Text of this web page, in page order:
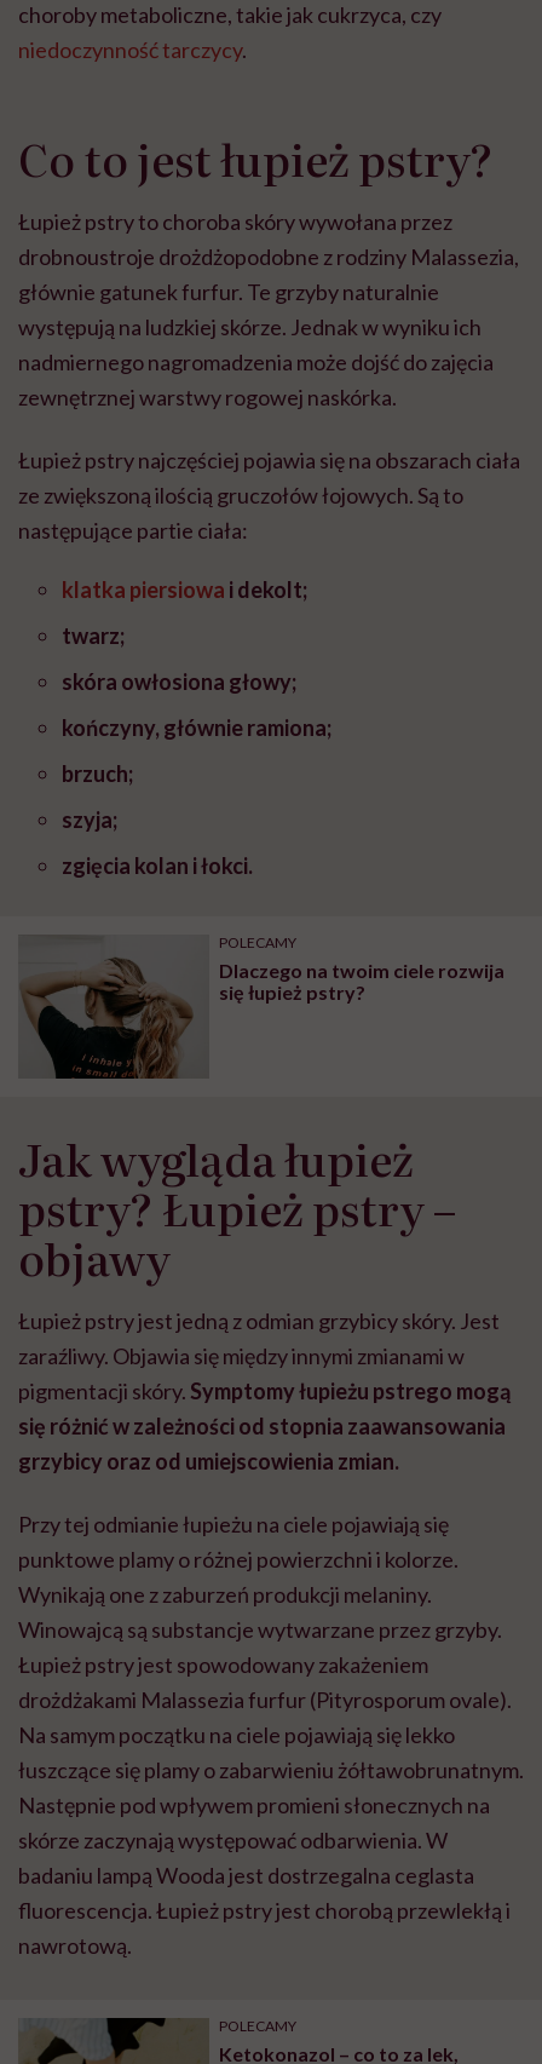
choroby metaboliczne, takie jak cukrzyca, czy
niedoczynność tarczycy.
Co to jest łupież pstry?
Łupież pstry to choroba skóry wywołana przez
drobnoustroje drożdżopodobne z rodziny Malassezia,
głównie gatunek furfur. Te grzyby naturalnie
występują na ludzkiej skórze. Jednak w wyniku ich
nadmiernego nagromadzenia może dojść do zajęcia
zewnętrznej warstwy rogowej naskórka.
Łupież pstry najczęściej pojawia się na obszarach ciała
ze zwiększoną ilością gruczołów łojowych. Są to
następujące partie ciała:
klatka piersiowa i dekolt;
twarz;
skóra owłosiona głowy;
kończyny, głównie ramiona;
brzuch;
szyja;
zgięcia kolan i łokci.
POLECAMY
Dlaczego na twoim ciele rozwija
się łupież pstry?
Jak wygląda łupież
pstry? Łupież pstry –
objawy
Łupież pstry jest jedną z odmian grzybicy skóry. Jest
zaraźliwy. Objawia się między innymi zmianami w
pigmentacji skóry. Symptomy łupieżu pstrego mogą
się różnić w zależności od stopnia zaawansowania
grzybicy oraz od umiejscowienia zmian.
Przy tej odmianie łupieżu na ciele pojawiają się
punktowe plamy o różnej powierzchni i kolorze.
Wynikają one z zaburzeń produkcji melaniny.
Winowajcą są substancje wytwarzane przez grzyby.
Łupież pstry jest spowodowany zakażeniem
drożdżakami Malassezia furfur (Pityrosporum ovale).
Na samym początku na ciele pojawiają się lekko
łuszczące się plamy o zabarwieniu żółtawobrunatnym.
Następnie pod wpływem promieni słonecznych na
skórze zaczynają występować odbarwienia. W
badaniu lampą Wooda jest dostrzegalna ceglasta
fluorescencja. Łupież pstry jest chorobą przewlekłą i
nawrotową.
POLECAMY
Ketokonazol – co to za lek,